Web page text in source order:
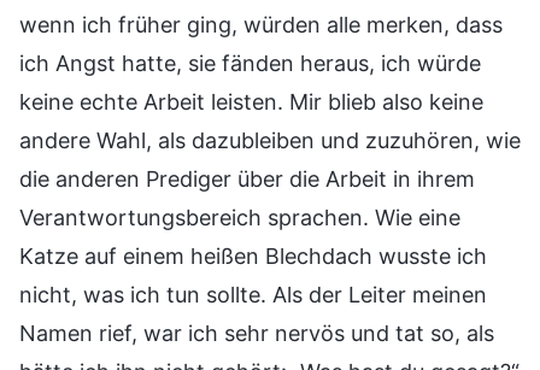
wenn ich früher ging, würden alle merken, dass
ich Angst hatte, sie fänden heraus, ich würde
keine echte Arbeit leisten. Mir blieb also keine
andere Wahl, als dazubleiben und zuzuhören, wie
die anderen Prediger über die Arbeit in ihrem
Verantwortungsbereich sprachen. Wie eine
Katze auf einem heißen Blechdach wusste ich
nicht, was ich tun sollte. Als der Leiter meinen
Namen rief, war ich sehr nervös und tat so, als